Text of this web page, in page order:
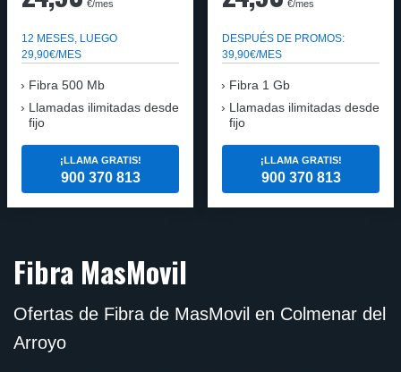
€/mes
12 MESES, LUEGO
29,90€/MES
Fibra 500 Mb
Llamadas ilimitadas desde
fijo
¡LLAMA GRATIS!
900 370 813
€/mes
DESPUÉS DE PROMOS:
39,90€/MES
Fibra 1 Gb
Llamadas ilimitadas desde
fijo
¡LLAMA GRATIS!
900 370 813
Fibra MasMovil
Ofertas de Fibra de MasMovil en Colmenar del
Arroyo